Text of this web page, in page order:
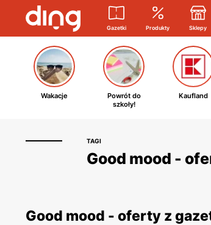
Gazetki Produkty Sklepy
Wakacje
Powrót do
szkoły!
Kaufland
TAGI
Good mood -
Good mood - oferty z